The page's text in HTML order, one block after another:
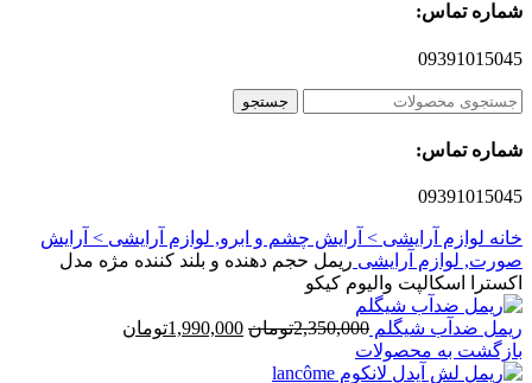
شماره تماس:
09391015045
جستجو
شماره تماس:
09391015045
خانه لوازم آرایشی > آرایش چشم و ابرو, لوازم آرایشی > آرایش
صورت, لوازم آرایشی ریمل حجم دهنده و بلند کننده مژه مدل
اکسترا اسکالپت والیوم کیکو
ریمل ضدآب شیگلم 2,350,000تومان قیمت
1,990,000تومان
بازگشت به محصولات